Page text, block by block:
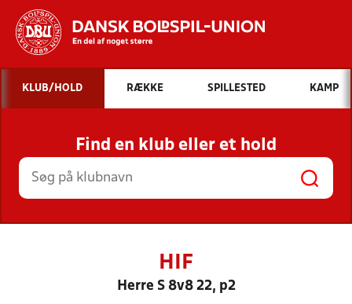
Hvad vil du søge efter?
INDHOLD OG NYHEDER
STILLINGER, RESULTATER, KLUBBER OG
HOLD
KLUB/HOLD RÆKKE SPILLESTED KAMP
Find en klub eller et hold
HIF
Herre S 8v8 22, p2